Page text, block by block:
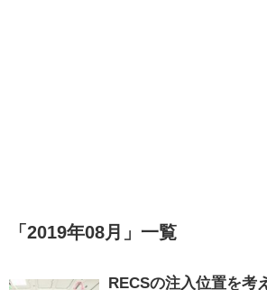
「 2019年08月 」 一覧
RECSの注入位置を考